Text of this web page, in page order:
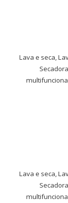
Lava e seca,
Lava e seca,